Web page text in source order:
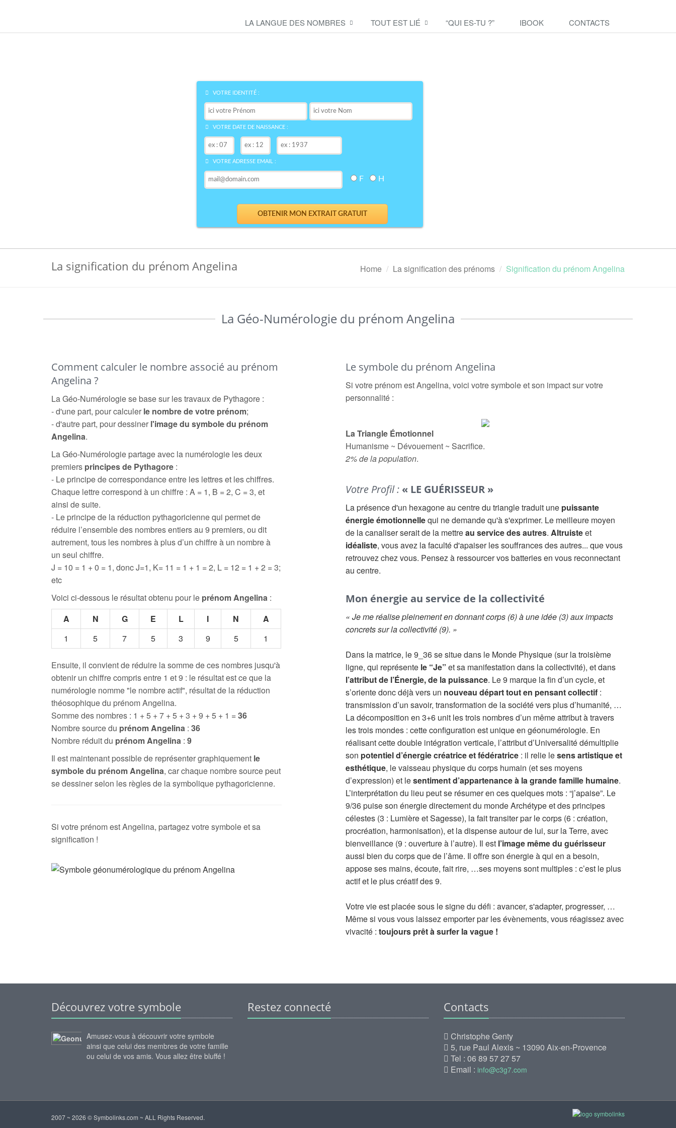
LA LANGUE DES NOMBRES TOUT EST LIÉ “QUI ES-TU ?” IBOOK CONTACTS
VOTRE IDENTITÉ :
VOTRE DATE DE NAISSANCE :
VOTRE ADRESSE EMAIL :
F H
La signification du prénom Angelina Home La signification des prénoms Signification du prénom Angelina
La Géo-Numérologie du prénom Angelina
Comment calculer le nombre associé au prénom
Angelina ?
La Géo-Numérologie se base sur les travaux de Pythagore :
- d'une part, pour calculer le nombre de votre prénom;
- d'autre part, pour dessiner l'image du symbole du prénom
Angelina.
La Géo-Numérologie partage avec la numérologie les deux
premiers principes de Pythagore :
- Le principe de correspondance entre les lettres et les chiffres.
Chaque lettre correspond à un chiffre : A = 1, B = 2, C = 3, et
ainsi de suite.
- Le principe de la réduction pythagoricienne qui permet de
réduire l’ensemble des nombres entiers au 9 premiers, ou dit
autrement, tous les nombres à plus d’un chiffre à un nombre à
un seul chiffre.
J = 10 = 1 + 0 = 1, donc J=1, K= 11 = 1 + 1 = 2, L = 12 = 1 + 2 = 3;
etc
Voici ci-dessous le résultat obtenu pour le prénom Angelina :
A
N G E L I N
A
1
5 7 5 3 9 5 1
Ensuite, il convient de réduire la somme de ces nombres jusqu'à
obtenir un chiffre compris entre 1 et 9 : le résultat est ce que la
numérologie nomme "le nombre actif", résultat de la réduction
théosophique du prénom Angelina.
Somme des nombres : 1 + 5 + 7 + 5 + 3 + 9 + 5 + 1 =36
Nombre source du prénom Angelina : 36
Nombre réduit du prénom Angelina : 9
Il est maintenant possible de représenter graphiquement le
symbole du prénom Angelina, car chaque nombre source peut
se dessiner selon les règles de la symbolique pythagoricienne.
Si votre prénom est Angelina, partagez votre symbole et sa
signification !
Le symbole du prénom Angelina
Si votre prénom est Angelina, voici votre symbole et son impact sur votre
personnalité :
La Triangle Émotionnel
Humanisme ~ Dévouement ~ Sacrifice.
2% de la population.
Votre Profil : « LE GUÉRISSEUR »
La présence d'un hexagone au centre du triangle traduit une puissante
énergie émotionnellequi ne demande qu'à s'exprimer. Le meilleure moyen
de la canaliser serait de la mettreau service des autres. Altruisteet
idéaliste, vous avez la faculté d'apaiser les souffrances des autres... que vous
retrouvez chez vous. Pensez à ressourcer vos batteries en vous reconnectant
au centre.
Mon énergie au service de la collectivité
« Je me réalise pleinement en donnant corps (6) à une idée (3) aux impacts
concrets sur la collectivité (9). »
Dans la matrice, le 9_36 se situe dans le Monde Physique (sur la troisième
ligne, qui représente le “Je” et sa manifestation dans la collectivité), et dans
l’attribut de l’Énergie, de la puissance. Le 9 marque la fin d’un cycle, et
s’oriente donc déjà vers un nouveau départ tout en pensant collectif :
transmission d’un savoir, transformation de la société vers plus d’humanité, …
La décomposition en 3+6 unit les trois nombres d’un même attribut à travers
les trois mondes : cette configuration est unique en géonumérologie. En
réalisant cette double intégration verticale, l’attribut d’Universalité démultiplie
son potentiel d’énergie créatrice et fédératrice : il relie lesens artistique et
esthétique, le vaisseau physique du corps humain (et ses moyens
d’expression) et lesentiment d’appartenance à la grande famille humaine.
L’interprétation du lieu peut se résumer en ces quelques mots : “j’apaise”. Le
9/36 puise son énergie directement du monde Archétype et des principes
célestes (3 : Lumière et Sagesse), la fait transiter par le corps (6 : création,
procréation, harmonisation), et la dispense autour de lui, sur la Terre, avec
bienveillance (9 : ouverture à l’autre). Il est l’image même du guérisseur
aussi bien du corps que de l’âme. Il offre son énergie à qui en a besoin,
appose ses mains, écoute, fait rire, …ses moyens sont multiples : c’est le plus
actif et le plus créatif des 9.
Votre vie est placée sous le signe du défi : avancer, s'adapter, progresser, …
Même si vous vous laissez emporter par les évènements, vous réagissez avec
vivacité : toujours prêt à surfer la vague !
Découvrez votre symbole
Amusez-vous à découvrir votre symbole
ainsi que celui des membres de votre famille
ou celui de vos amis. Vous allez être bluffé !
Restez connecté Contacts
Christophe Genty
5, rue Paul Alexis ~ 13090 Aix-en-Provence
Tel : 06 89 57 27 57
Email : info@c3g7.com
2007 ~ 2026 © Symbolinks.com ~ ALL Rights Reserved.